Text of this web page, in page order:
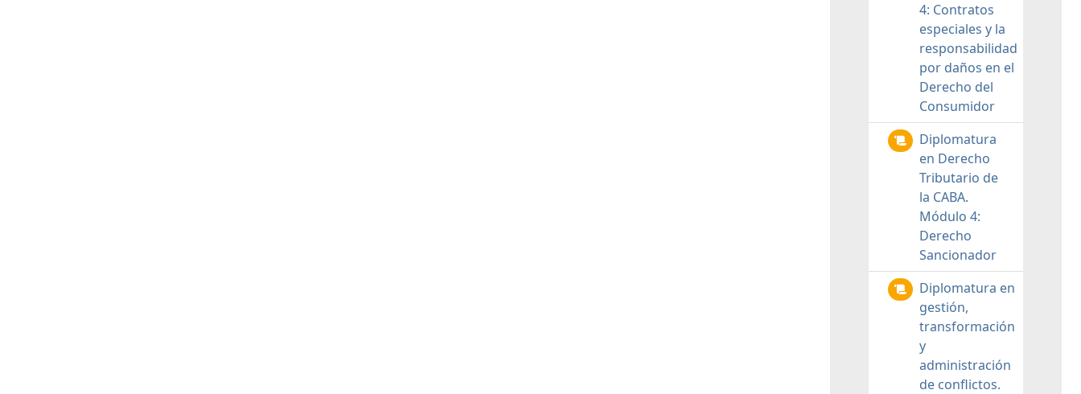
4: Contratos
especiales y la
responsabilidad
por daños en el
Derecho del
Consumidor
Diplomatura
en Derecho
Tributario de
la CABA.
Módulo 4:
Derecho
Sancionador
Diplomatura en
gestión,
transformación
y
administración
de conflictos.